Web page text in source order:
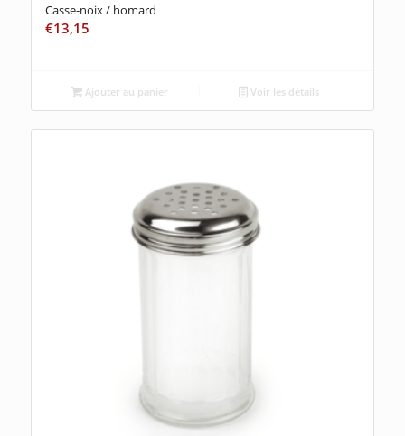
Casse-noix / homard
€13,15
Ajouter au panier Voir les détails